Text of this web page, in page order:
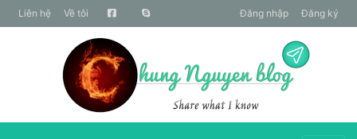
liên hệ Về tôi Đăng nhập Đăng ký